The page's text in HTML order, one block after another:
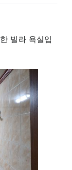
빌라 욕실입